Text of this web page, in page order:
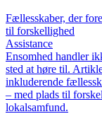
Fællesskaber, der
til forskellighed
Assistance
Ensomhed handler
sted at høre til.
inkluderende
– med plads til
lokalsamfund.